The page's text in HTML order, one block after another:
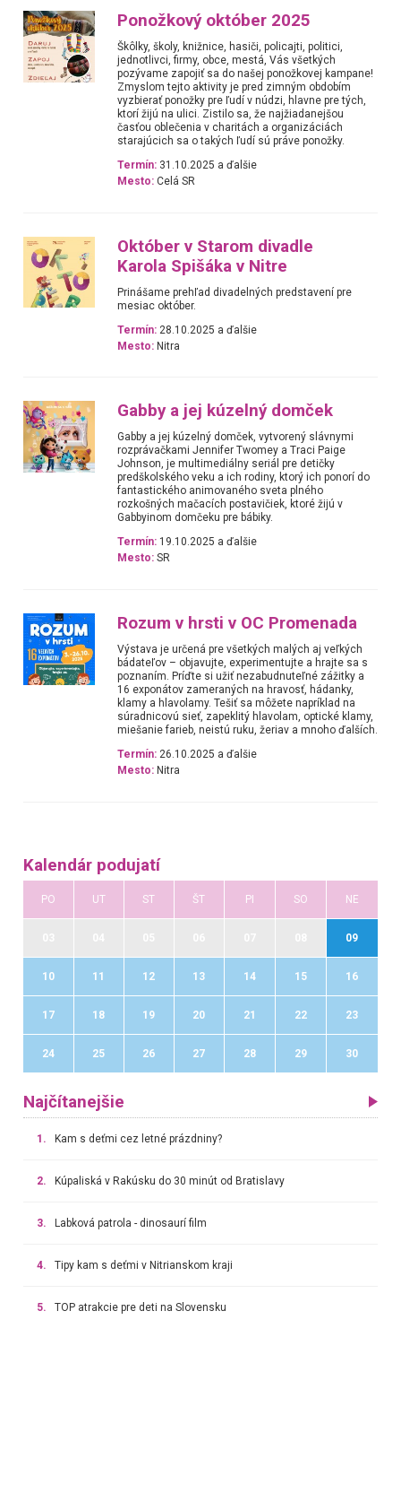
Ponožkový október 2025
Škôlky, školy, knižnice, hasiči, policajti, politici,
jednotlivci, firmy, obce, mestá, Vás všetkých
pozývame zapojiť sa do našej ponožkovej kampane!
Zmyslom tejto aktivity je pred zimným obdobím
vyzbierať ponožky pre ľudí v núdzi, hlavne pre tých,
ktorí žijú na ulici. Zistilo sa, že najžiadanejšou
časťou oblečenia v charitách a organizáciách
starajúcich sa o takých ľudí sú práve ponožky.
Termín: 31.10.2025 a ďalšie
Mesto: Celá SR
Október v Starom divadle
Karola Spišáka v Nitre
Prinášame prehľad divadelných predstavení pre
mesiac október.
Termín: 28.10.2025 a ďalšie
Mesto: Nitra
Gabby a jej kúzelný domček
Gabby a jej kúzelný domček, vytvorený slávnymi
rozprávačkami Jennifer Twomey a Traci Paige
Johnson, je multimediálny seriál pre detičky
predškolského veku a ich rodiny, ktorý ich ponorí do
fantastického animovaného sveta plného
rozkošných mačacích postavičiek, ktoré žijú v
Gabbyinom domčeku pre bábiky.
Termín: 19.10.2025 a ďalšie
Mesto: SR
Rozum v hrsti v OC Promenada
Výstava je určená pre všetkých malých aj veľkých
bádateľov – objavujte, experimentujte a hrajte sa s
poznaním. Príďte si užiť nezabudnuteľné zážitky a
16 exponátov zameraných na hravosť, hádanky,
klamy a hlavolamy. Tešiť sa môžete napríklad na
súradnicovú sieť, zapeklitý hlavolam, optické klamy,
miešanie farieb, neistú ruku, žeriav a mnoho ďalších.
Termín: 26.10.2025 a ďalšie
Mesto: Nitra
Kalendár podujatí
PO UT ST ŠT PI SO NE
09
10 11 12 13 14 15 16
17 18 19 20 21 22 23
24 25 26 27 28 29 30
Najčítanejšie
1. Kam s deťmi cez letné prázdniny?
2. Kúpaliská v Rakúsku do 30 minút od Bratislavy
3. Labková patrola - dinosaurí film
4. Tipy kam s deťmi v Nitrianskom kraji
5. TOP atrakcie pre deti na Slovensku